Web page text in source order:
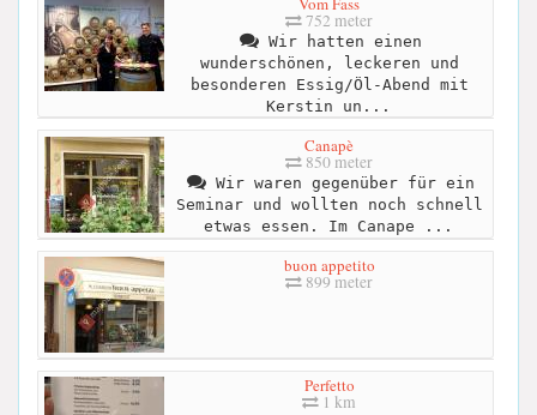
752 meter
Wir hatten einen
wunderschönen, leckeren und
besonderen Essig/Öl-Abend mit
Kerstin un...
Canapè
850 meter
Wir waren gegenüber für ein
Seminar und wollten noch schnell
etwas essen. Im Canape ...
buon appetito
899 meter
Perfetto
1 km